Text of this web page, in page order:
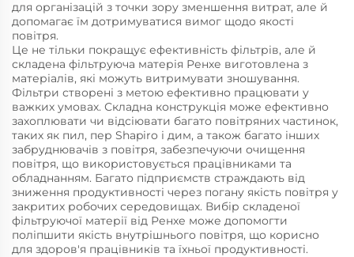
для організацій з точки зору зменшення витрат, але й
допомагає їм дотримуватися вимог щодо якості
повітря.
Це не тільки покращує ефективність фільтрів, але й
складена фільтруюча матерія Ренхе виготовлена з
матеріалів, які можуть витримувати зношування.
Фільтри створені з метою ефективно працювати у
важких умовах. Складна конструкція може ефективно
захоплювати чи відсіювати багато повітряних частинок,
таких як пил, пер Shapiro і дим, а також багато інших
забруднювачів з повітря, забезпечуючи очищення
повітря, що використовується працівниками та
обладнанням. Багато підприємств страждають від
зниження продуктивності через погану якість повітря у
закритих робочих середовищах. Вибір складеної
фільтруючої матерії від Ренхе може допомогти
поліпшити якість внутрішнього повітря, що корисно
для здоров'я працівників та їхньої продуктивності.